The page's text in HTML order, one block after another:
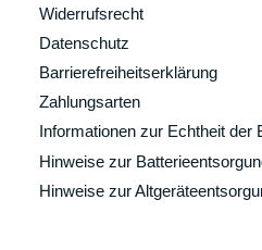
Widerrufsrecht
Datenschutz
Barrierefreiheitserklärung
Zahlungsarten
Informationen zur Echtheit der
Hinweise zur
Hinweise zur